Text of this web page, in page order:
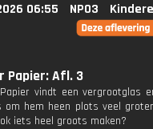
06:55 NPO3
Papier: Afl. 3
vindt een vergrootglas
om hem heen plots veel
iets heel groots maken?